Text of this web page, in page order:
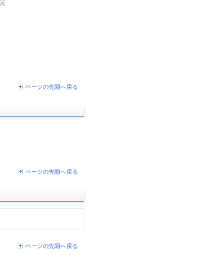
ページの先頭へ戻る
ページの先頭へ戻る
ページの先頭へ戻る